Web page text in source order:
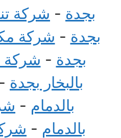
بجدة - شركة
بجدة - شركة
بجدة - شركة
بالبخار بجدة -
بالدمام -
بالدمام -